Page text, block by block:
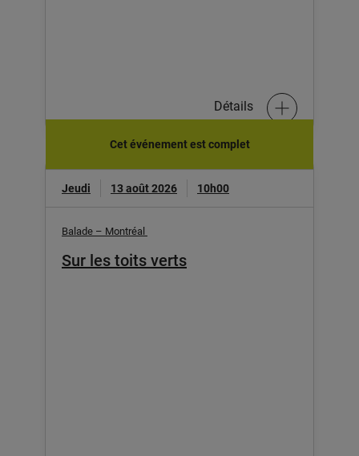
Détails
Cet événement est complet
Jeudi 13 août 2026 10h00
Balade – Montréal
Sur les toits verts